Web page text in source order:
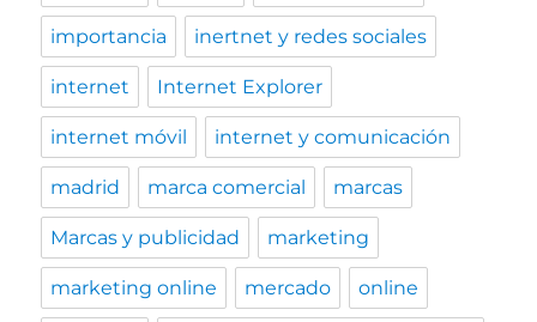
importancia inertnet y redes sociales
internet Internet Explorer
internet móvil internet y comunicación
madrid marca comercial marcas
Marcas y publicidad marketing
marketing online mercado online